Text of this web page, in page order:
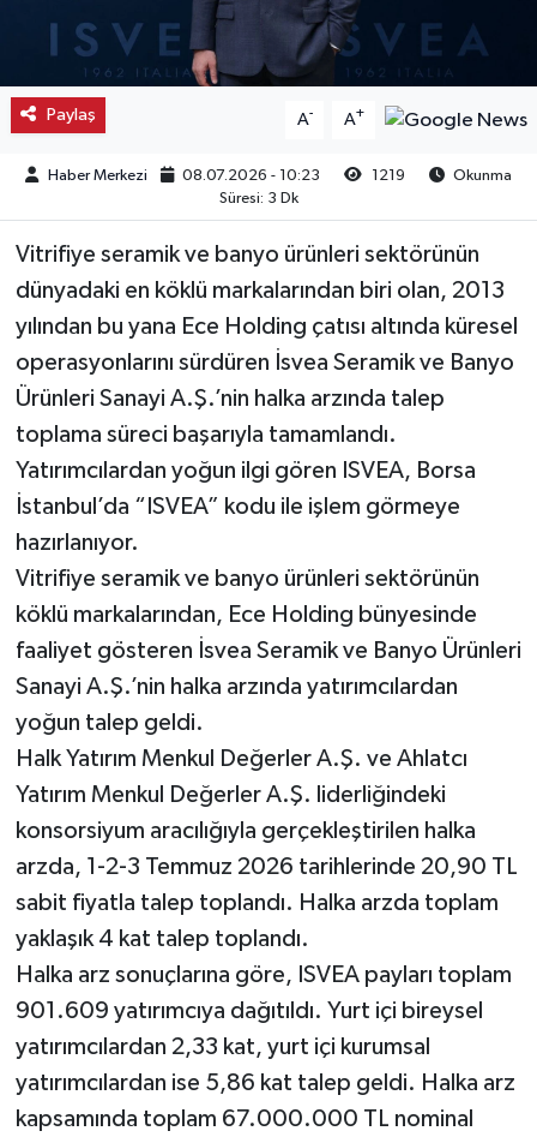
Paylaş A- A+
Haber Merkezi 08.07.2026 - 10:23 1219
Okunma
Süresi: 3 Dk
Vitrifiye seramik ve banyo ürünleri sektörünün
dünyadaki en köklü markalarından biri olan, 2013
yılından bu yana Ece Holding çatısı altında küresel
operasyonlarını sürdüren İsvea Seramik ve Banyo
Ürünleri Sanayi A.Ş.’nin halka arzında talep
toplama süreci başarıyla tamamlandı.
Yatırımcılardan yoğun ilgi gören ISVEA, Borsa
İstanbul’da “ISVEA” kodu ile işlem görmeye
hazırlanıyor.
Vitrifiye seramik ve banyo ürünleri sektörünün
köklü markalarından, Ece Holding bünyesinde
faaliyet gösteren İsvea Seramik ve Banyo Ürünleri
Sanayi A.Ş.’nin halka arzında yatırımcılardan
yoğun talep geldi.
Halk Yatırım Menkul Değerler A.Ş. ve Ahlatcı
Yatırım Menkul Değerler A.Ş. liderliğindeki
konsorsiyum aracılığıyla gerçekleştirilen halka
arzda, 1-2-3 Temmuz 2026 tarihlerinde 20,90 TL
sabit fiyatla talep toplandı. Halka arzda toplam
yaklaşık 4 kat talep toplandı.
Halka arz sonuçlarına göre, ISVEA payları toplam
901.609 yatırımcıya dağıtıldı. Yurt içi bireysel
yatırımcılardan 2,33 kat, yurt içi kurumsal
yatırımcılardan ise 5,86 kat talep geldi. Halka arz
kapsamında toplam 67.000.000 TL nominal
Kargı
Laçin
Mecitözü
Oğuzlar
Ortaköy
Osmancık
Sungurlu
Uğurludağ
Sağlık